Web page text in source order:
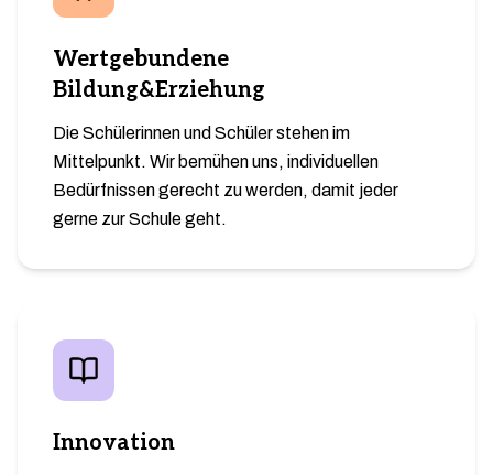
Wertgebundene
Bildung&Erziehung
Die Schülerinnen und Schüler stehen im
Mittelpunkt. Wir bemühen uns, individuellen
Bedürfnissen gerecht zu werden, damit jeder
gerne zur Schule geht.
Innovation